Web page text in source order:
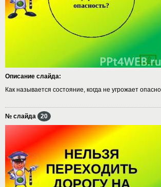
Описание слайда:
Как называется состояние, когда не угрожает
№ слайда 20